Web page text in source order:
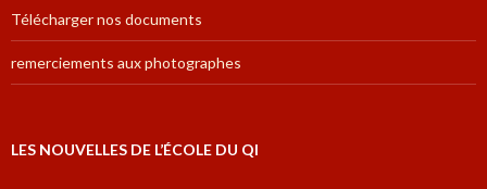
Télécharger nos documents
remerciements aux photographes
LES NOUVELLES DE L’ÉCOLE DU QI